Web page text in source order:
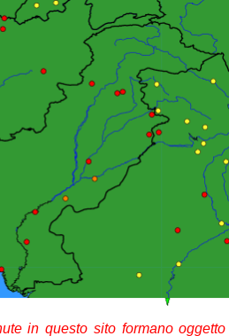
in questo sito formano